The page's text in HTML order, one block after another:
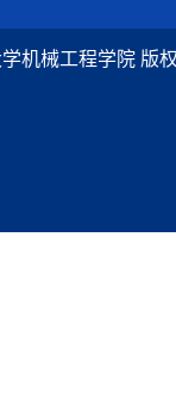
大学机械工程